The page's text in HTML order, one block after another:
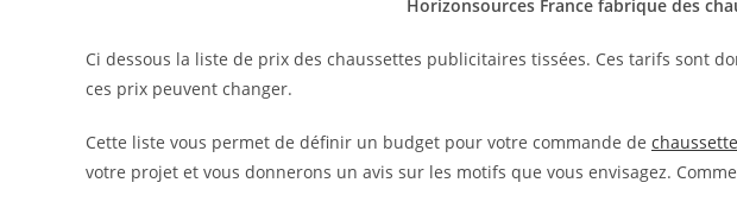
Horizonsources France fabrique des
Ci dessous la liste de prix des chaussettes publicitaires tissées. Ces tarifs sont
ces prix peuvent changer.
Cette liste vous permet de définir un budget pour votre commande de
votre projet et vous donnerons un avis sur les motifs que vous envisagez.